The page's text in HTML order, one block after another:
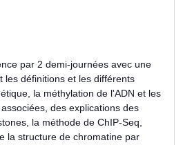
par 2 demi-journées avec une
les définitions et les différents
la méthylation de l'ADN et les
des explications des
la méthode de ChIP-Seq,
la structure de chromatine par